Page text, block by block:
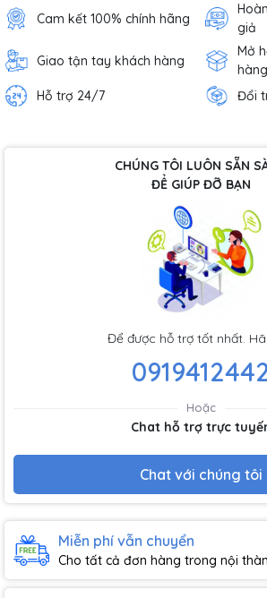
Cam kết 100% chính hãng
giả
Giao tận tay khách hàng
Mở
hàng
Hỗ trợ 24/7
Đổi
CHÚNG TÔI LUÔN SẴN
ĐỂ GIÚP ĐỠ BẠN
Để được hỗ trợ tốt nhất.
Hoặc
Chat hỗ trợ trực
Chat với chúng tôi
Miễn phí vẫn chuyển
Cho tất cả đơn hàng trong nội